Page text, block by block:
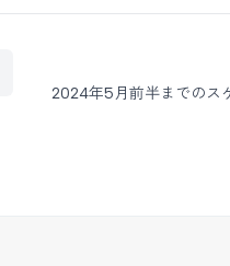
2024年5月前半までのス